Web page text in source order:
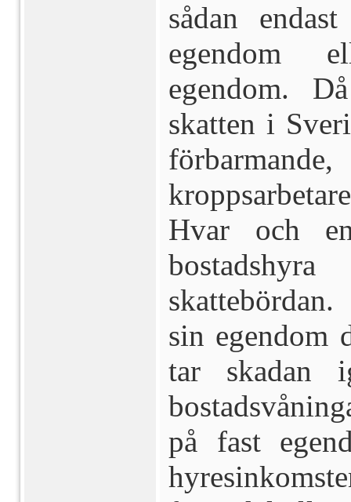
sådan
egendom
egendom.
skatten i
Hvar och
sin egendom
tar skadan
på fast